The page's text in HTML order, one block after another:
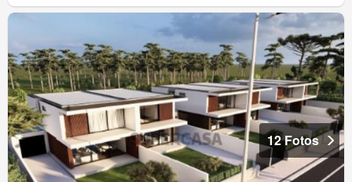
12 Fotos